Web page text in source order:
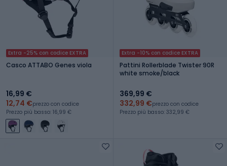
Extra -25% con codice EXTRA
Casco ATTABO Genes viola
16,99 €
12,74 €prezzo con codice
Prezzo più basso: 16,99 €
Extra -10% con codice EXTRA
Pattini Rollerblade Twister 90R
white smoke/black
369,99 €
332,99 €prezzo con codice
Prezzo più basso: 332,99 €